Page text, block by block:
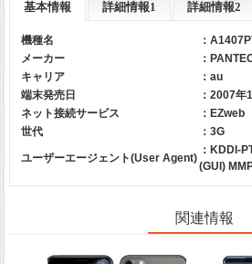
基本情報 詳細情報1 詳細情報2
機種名
：
メーカー
：
キャリア
： au
端末発売日
：2007年
ネット接続サービス
：EZweb
世代
：3G
ユーザーエージェント(User Agent)
：KDDI-
(GUI)
関連情報